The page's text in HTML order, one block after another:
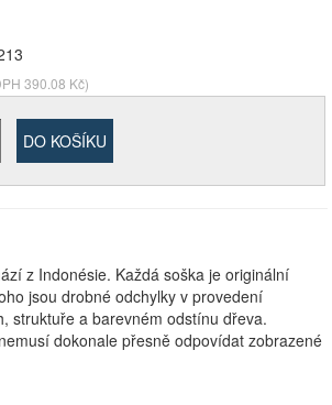
390.08 Kč)
DO KOŠÍKU
z Indonésie. Každá soška je originální
jsou drobné odchylky v provedení
struktuře a barevném odstínu dřeva.
dokonale přesně odpovídat zobrazené